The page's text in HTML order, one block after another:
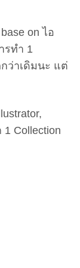
on ไอ
รทำ 1
ว่าเดิมนะ แต่
Collection